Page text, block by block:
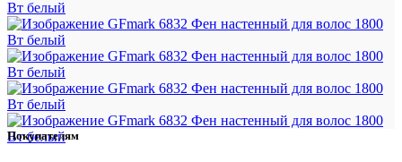
Покупателям